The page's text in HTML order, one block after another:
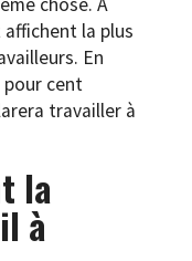
affichent la plus
En
pour cent
travailler à
la
à